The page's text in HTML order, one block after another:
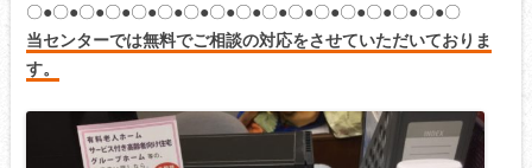
〇●〇●〇●〇●〇●〇●〇●〇●〇●〇●〇●〇●〇●〇●〇●〇●〇
当センターでは無料でご相談の対応をさせていただいておりま
す。